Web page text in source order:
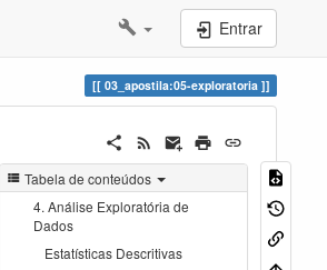
Entrar
03_apostila:05-exploratoria
Tabela de conteúdos
4. Análise Exploratória de
Dados
Estatísticas Descritivas